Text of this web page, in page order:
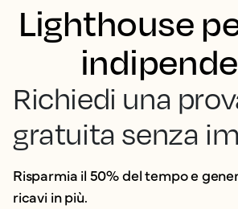
Lighthouse
Richiedi una
gratuita senza
Risparmia il 50% del tempo e
ricavi in più.